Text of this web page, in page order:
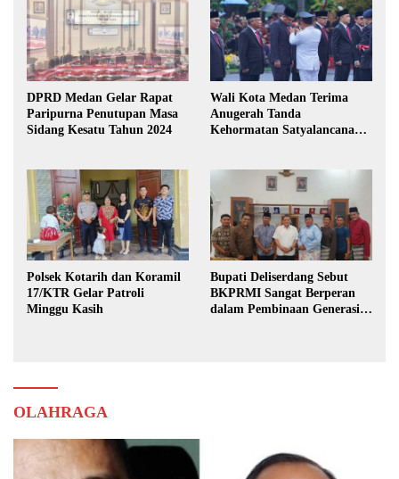
DPRD Medan Gelar Rapat
Paripurna Penutupan Masa
Sidang Kesatu Tahun 2024
Wali Kota Medan Terima
Anugerah Tanda
Kehormatan Satyalancana
Polsek Kotarih dan Koramil
17/KTR Gelar Patroli
Minggu Kasih
Bupati Deliserdang Sebut
BKPRMI Sangat Berperan
dalam Pembinaan Generasi
OLAHRAGA